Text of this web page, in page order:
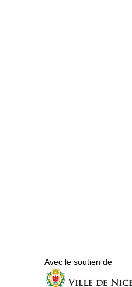
Avec le soutien de